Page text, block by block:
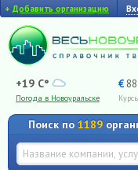
+ Добавить организацию
+19 C°
Погода в Новоуральске
€
Поиск по 1189